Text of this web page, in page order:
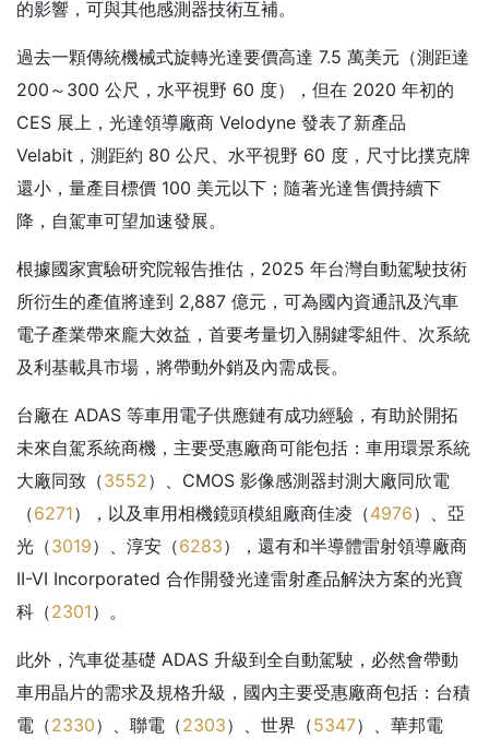
的影響，可與其他感測器技術互補。
過去一顆傳統機械式旋轉光達要價高達 7.5 萬美元（測距達
200～300 公尺，水平視野 60 度），但在 2020 年初的
CES 展上，光達領導廠商 Velodyne 發表了新產品
Velabit，測距約 80 公尺、水平視野 60 度，尺寸比撲克牌
還小，量產目標價 100 美元以下；隨著光達售價持續下
降，自駕車可望加速發展。
根據國家實驗研究院報告推估，2025 年台灣自動駕駛技術
所衍生的產值將達到 2,887 億元，可為國內資通訊及汽車
電子產業帶來龐大效益，首要考量切入關鍵零組件、次系統
及利基載具市場，將帶動外銷及內需成長。
台廠在 ADAS 等車用電子供應鏈有成功經驗，有助於開拓
未來自駕系統商機，主要受惠廠商可能包括：車用環景系統
大廠同致（3552）、CMOS 影像感測器封測大廠同欣電
（6271），以及車用相機鏡頭模組廠商佳凌（4976）、亞
光（3019）、淳安（6283），還有和半導體雷射領導廠商
II-VI Incorporated 合作開發光達雷射產品解決方案的光寶
科（2301）。
此外，汽車從基礎 ADAS 升級到全自動駕駛，必然會帶動
車用晶片的需求及規格升級，國內主要受惠廠商包括：台積
電（2330）、聯電（2303）、世界（5347）、華邦電